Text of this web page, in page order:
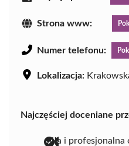
Strona www:
Numer telefonu:
Lokalizacja:
Najczęściej doceniane
miła i profesjonalna